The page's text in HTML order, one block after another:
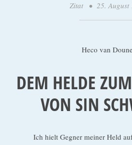
Zitat • 25. August
Heco van
DEM HELDE
VON SIN
Ich hielt Gegner meiner Held